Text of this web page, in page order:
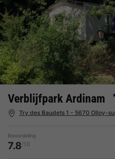
Verblijfpark Ardinam
Try des Baudets 1 - 5670 Olloy-
Beoordeling
7.8/10